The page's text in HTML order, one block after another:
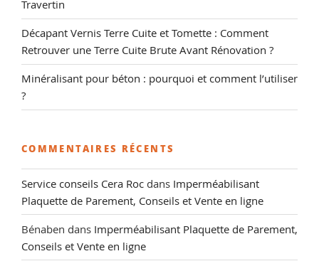
Travertin
Décapant Vernis Terre Cuite et Tomette : Comment
Retrouver une Terre Cuite Brute Avant Rénovation ?
Minéralisant pour béton : pourquoi et comment l’utiliser
?
COMMENTAIRES RÉCENTS
Service conseils Cera Roc dans Imperméabilisant
Plaquette de Parement, Conseils et Vente en ligne
Bénaben dans Imperméabilisant Plaquette de Parement,
Conseils et Vente en ligne